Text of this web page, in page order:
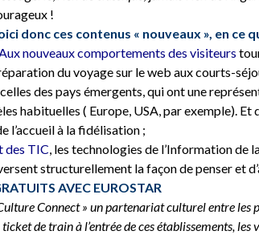
!
donc ces contenus « nouveaux », en ce
nouveaux comportements des visiteurs
du voyage sur le web aux courts-
celles des pays émergents, qui ont une
habituelles ( Europe, USA, par exemple). Et
l’accueil à la fidélisation ;
des TIC, les technologies de l’Information de
structurellement la façon de penser et
AVEC EUROSTAR
Connect » un partenariat culturel entre les
de train à l’entrée de ces établissements,